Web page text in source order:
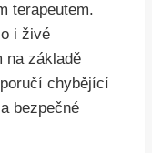
terapeutem.
i živé
na základě
chybějící
bezpečné